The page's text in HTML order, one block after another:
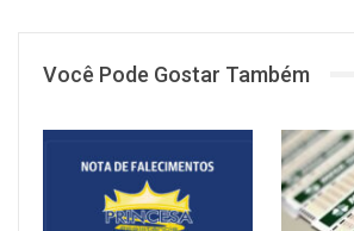
Você Pode Gostar Também
NOTÍCIAS